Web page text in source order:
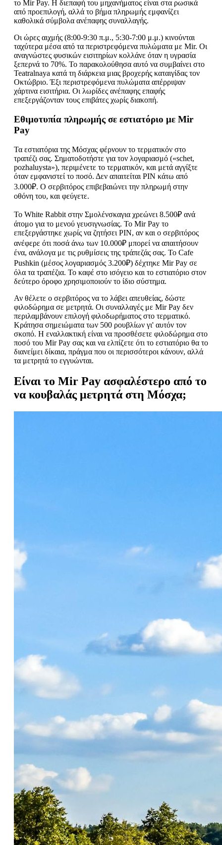
το Mir Pay. Η διεπαφή του μηχανήματος είναι στα ρωσικά
από προεπιλογή, αλλά το βήμα πληρωμής εμφανίζει
καθολικά σύμβολα ανέπαφης συναλλαγής.
Οι ώρες αιχμής (8:00-9:30 π.μ., 5:30-7:00 μ.μ.) κινούνται
ταχύτερα μέσα από τα περιστρεφόμενα πυλώματα με Mir. Οι
αναγνώστες φυσικών εισιτηρίων κολλάνε όταν η υγρασία
ξεπερνά το 70%. Το παρακολούθησα αυτό να συμβαίνει στο
Teatralnaya κατά τη διάρκεια μιας βροχερής καταιγίδας τον
Οκτώβριο. Έξι περιστρεφόμενα πυλώματα απέρριψαν
χάρτινα εισιτήρια. Οι λωρίδες ανέπαφης επαφής
επεξεργάζονταν τους επιβάτες χωρίς διακοπή.
Εθιμοτυπία πληρωμής σε εστιατόριο με Mir
Pay
Τα εστιατόρια της Μόσχας φέρνουν το τερματικόν στο
τραπέζι σας. Σηματοδοτήστε για τον λογαριασμό («schet,
pozhaluysta»), περιμένετε το τερματικόν, και μετά αγγίξτε
όταν εμφανιστεί το ποσό. Δεν απαιτείται PIN κάτω από
3.000₽. Ο σερβιτόρος επιβεβαιώνει την πληρωμή στην
οθόνη του, και φεύγετε.
Το White Rabbit στην Σμολένσκαγια χρεώνει 8.500₽ ανά
άτομο για το μενού γευσιγνωσίας. Το Mir Pay το
επεξεργάστηκε χωρίς να ζητήσει PIN, αν και ο σερβιτόρος
ανέφερε ότι ποσά άνω των 10.000₽ μπορεί να απαιτήσουν
ένα, ανάλογα με τις ρυθμίσεις της τράπεζάς σας. Το Cafe
Pushkin (μέσος λογαριασμός 3.200₽) δέχτηκε Mir Pay σε
όλα τα τραπέζια. Το καφέ στο ισόγειο και το εστιατόριο στον
δεύτερο όροφο χρησιμοποιούν το ίδιο σύστημα.
Αν θέλετε ο σερβιτόρος να το λάβει απευθείας, δώστε
φιλοδώρημα σε μετρητά. Οι συναλλαγές με Mir Pay δεν
περιλαμβάνουν επιλογή φιλοδωρήματος στο τερματικό.
Κράτησα σημειώματα των 500 ρουβλίων γι' αυτόν τον
σκοπό. Η εναλλακτική είναι να προσθέσετε φιλοδώρημα στο
ποσό του Mir Pay σας και να ελπίζετε ότι το εστιατόριο θα το
διανείμει δίκαια, πράγμα που οι περισσότεροι κάνουν, αλλά
τα μετρητά το εγγυώνται.
Είναι το Mir Pay ασφαλέστερο από το
να κουβαλάς μετρητά στη Μόσχα;